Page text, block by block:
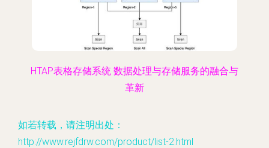
HTAP表格存储系统 数据处理与存储服务的融合与
革新
如若转载，请注明出处：
http://www.rejfdrw.com/product/list-2.html